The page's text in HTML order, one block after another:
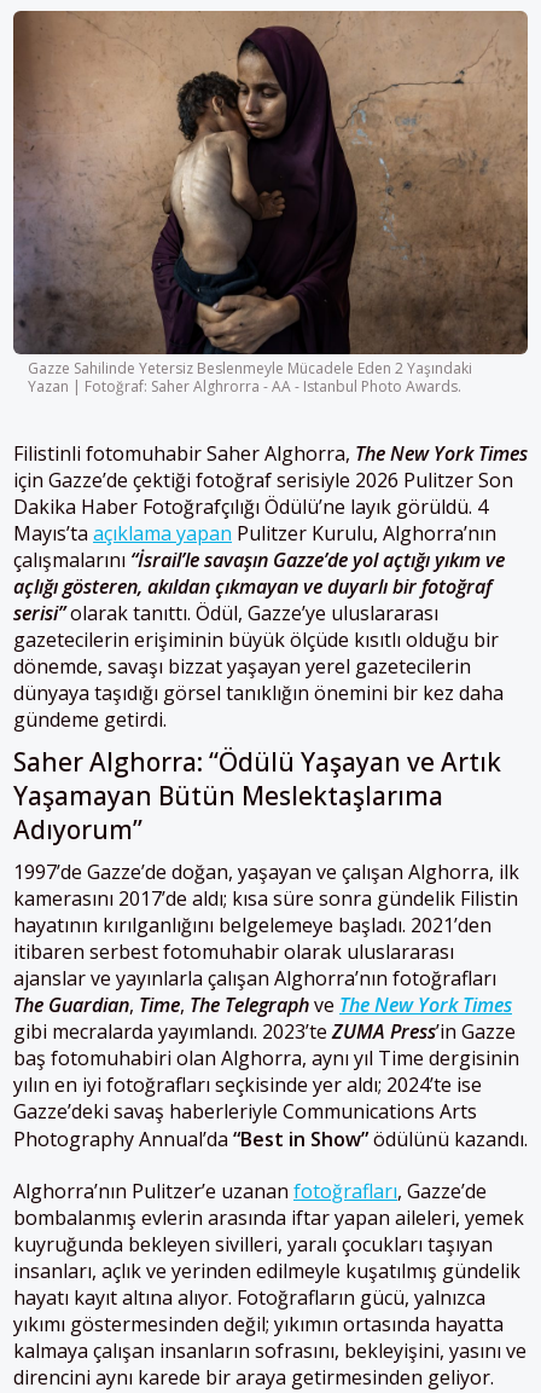
Gazze Sahilinde Yetersiz Beslenmeyle Mücadele Eden 2 Yaşındaki
Yazan | Fotoğraf: Saher Alghrorra - AA - Istanbul Photo Awards.
Filistinli fotomuhabir Saher Alghorra, The New York Times
için Gazze’de çektiği fotoğraf serisiyle 2026 Pulitzer Son
Dakika Haber Fotoğrafçılığı Ödülü’ne layık görüldü. 4
Mayıs’ta açıklama yapan Pulitzer Kurulu, Alghorra’nın
çalışmalarını “İsrail’le savaşın Gazze’de yol açtığı yıkım ve
açlığı gösteren, akıldan çıkmayan ve duyarlı bir fotoğraf
serisi”olarak tanıttı. Ödül, Gazze’ye uluslararası
gazetecilerin erişiminin büyük ölçüde kısıtlı olduğu bir
dönemde, savaşı bizzat yaşayan yerel gazetecilerin
dünyaya taşıdığı görsel tanıklığın önemini bir kez daha
gündeme getirdi.
Saher Alghorra: “Ödülü Yaşayan ve Artık
Yaşamayan Bütün Meslektaşlarıma
Adıyorum”
1997’de Gazze’de doğan, yaşayan ve çalışan Alghorra, ilk
kamerasını 2017’de aldı; kısa süre sonra gündelik Filistin
hayatının kırılganlığını belgelemeye başladı. 2021’den
itibaren serbest fotomuhabir olarak uluslararası
ajanslar ve yayınlarla çalışan Alghorra’nın fotoğrafları
The Guardian, Time, The Telegraphve The New York Times
gibi mecralarda yayımlandı. 2023’teZUMA Press’in Gazze
baş fotomuhabiri olan Alghorra, aynı yıl Time dergisinin
yılın en iyi fotoğrafları seçkisinde yer aldı; 2024’te ise
Gazze’deki savaş haberleriyle Communications Arts
Photography Annual’da “Best in Show”ödülünü kazandı.
Alghorra’nın Pulitzer’e uzanan fotoğrafları, Gazze’de
bombalanmış evlerin arasında iftar yapan aileleri, yemek
kuyruğunda bekleyen sivilleri, yaralı çocukları taşıyan
insanları, açlık ve yerinden edilmeyle kuşatılmış gündelik
hayatı kayıt altına alıyor. Fotoğrafların gücü, yalnızca
yıkımı göstermesinden değil; yıkımın ortasında hayatta
kalmaya çalışan insanların sofrasını, bekleyişini, yasını ve
direncini aynı karede bir araya getirmesinden geliyor.